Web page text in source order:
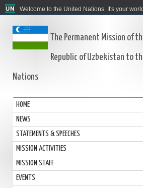
Welcome to the United Nations. It's your
The Permanent Mission of
Republic of Uzbekistan to
Nations
HOME
NEWS
STATEMENTS & SPEECHES
MISSION ACTIVITIES
MISSION STAFF
EVENTS